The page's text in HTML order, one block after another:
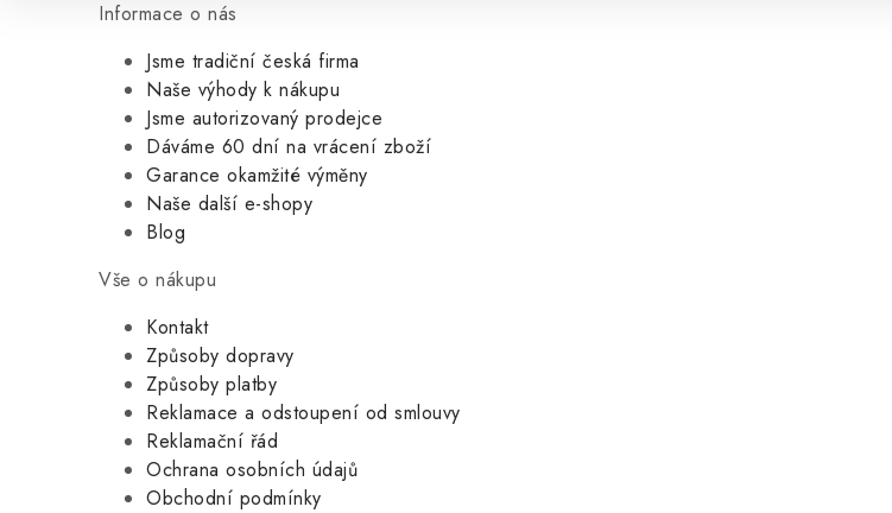
Informace o nás
Jsme tradiční česká firma
Naše výhody k nákupu
Jsme autorizovaný prodejce
Dáváme 60 dní na vrácení zboží
Garance okamžité výměny
Naše další e-shopy
Blog
Vše o nákupu
Kontakt
Způsoby dopravy
Způsoby platby
Reklamace a odstoupení od smlouvy
Reklamační řád
Ochrana osobních údajů
Obchodní podmínky